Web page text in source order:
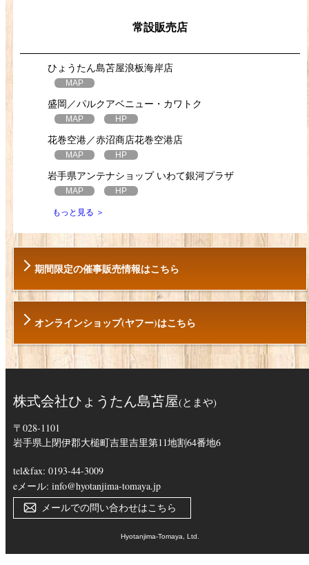
常設販売店
ひょうたん島苫屋浪板海岸店
MAP
盛岡／パルクアベニュー・カワトク
MAP HP
花巻空港／赤沼商店花巻空港店
MAP HP
岩手県アンテナショップ いわて銀河プラザ
MAP HP
もっと見る ＞
期間限定の催事販売情報はこちら
オンラインショップ(ヤフー)はこちら
株式会社ひょうたん島苫屋(とまや)
〒028-1101
岩手県上閉伊郡大槌町吉里吉里第11地割64番地6
tel&fax: 0193-44-3009
eメール: info@hyotanjima-tomaya.jp
メールでの問い合わせはこちら
Hyotanjima-Tomaya, Ltd.